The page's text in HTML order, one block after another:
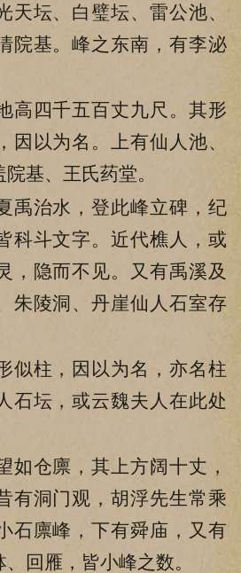
天坛、白璧坛、雷公池、
院基。峰之东南，有李泌
四千五百丈九尺。其形
因以为名。上有仙人池、
基、王氏药堂。
治水，登此峰立碑，纪
科斗文字。近代樵人，或
，隐而不见。又有禹溪及
朱陵洞、丹崖仙人石室存
柱，因以为名，亦名柱
石坛，或云魏夫人在此处
仓廪，其上方阔十丈，
有洞门观，胡浮先生常乘
石廪峰，下有舜庙，又有
回雁，皆小峰之数。